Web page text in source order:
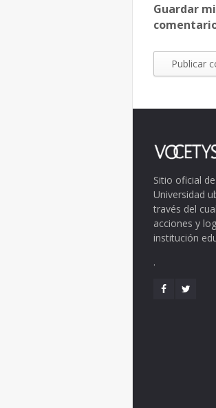
Guardar
Sitio oficial
Universidad
través del
acciones y
institución
.